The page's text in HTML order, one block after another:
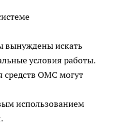
вынуждены искать
условия работы.
средств ОМС могут
использованием